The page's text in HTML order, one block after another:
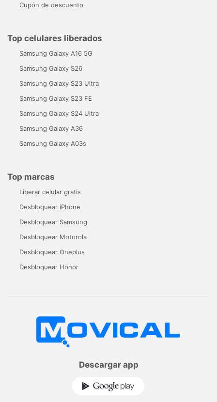
Cupón de descuento
Top celulares liberados
Samsung Galaxy A16 5G
Samsung Galaxy S26
Samsung Galaxy S23 Ultra
Samsung Galaxy S23 FE
Samsung Galaxy S24 Ultra
Samsung Galaxy A36
Samsung Galaxy A03s
Top marcas
Liberar celular gratis
Desbloquear iPhone
Desbloquear Samsung
Desbloquear Motorola
Desbloquear Oneplus
Desbloquear Honor
Descargar app